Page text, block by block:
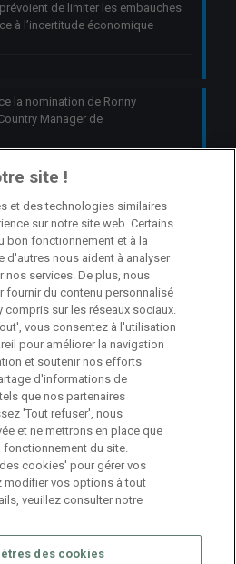
de limiter les embauches
à l’incertitude économique
la nomination de Ronny
Manager de
site !
et des technologies similaires
sur notre site web. Certains
bon fonctionnement et à la
d'autres nous aident à analyser
nos services. De plus, nous
du contenu personnalisé
sur les réseaux sociaux.
vous consentez à l'utilisation
pour améliorer la navigation
et soutenir nos efforts
d'informations de
que nos partenaires
'Tout refuser', nous
et ne mettrons en place que
du site.
cookies' pour gérer vos
modifier vos options à tout
veuillez consulter notre
des cookies